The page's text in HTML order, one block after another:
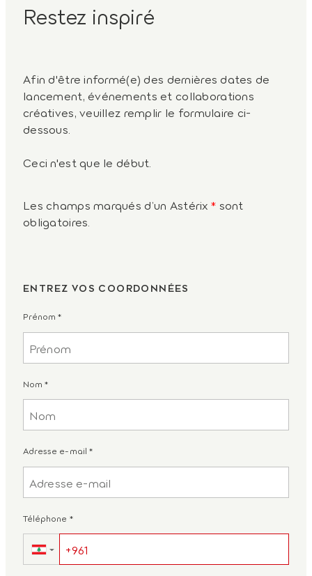
Restez inspiré
Afin d'être informé(e) des dernières dates de
lancement, événements et collaborations
créatives, veuillez remplir le formulaire ci-
dessous.
Ceci n'est que le début.
Les champs marqués d’un Astérix * sont
obligatoires.
ENTREZ VOS COORDONNÉES
Prénom *
Nom *
Adresse e-mail *
Téléphone *
▼